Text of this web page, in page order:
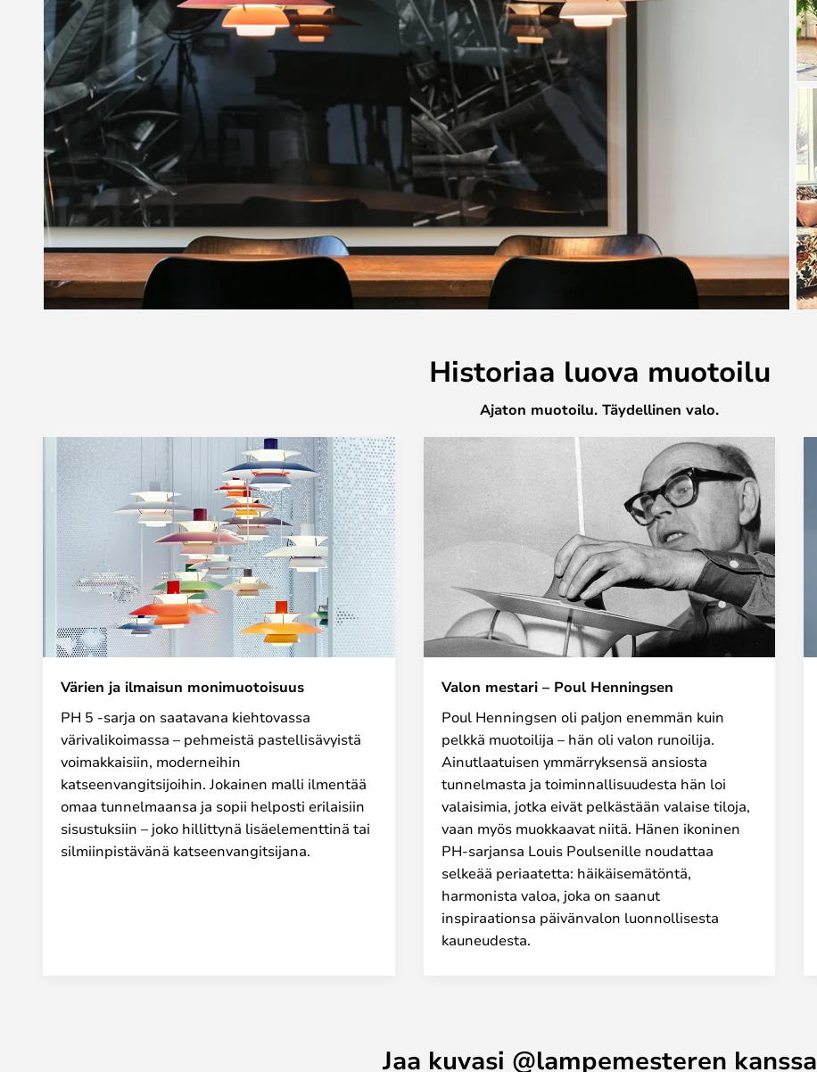
Historiaa luova muotoilu
Ajaton muotoilu. Täydellinen valo.
Värien ja ilmaisun monimuotoisuus
PH 5 -sarja on saatavana kiehtovassa
värivalikoimassa – pehmeistä pastellisävyistä
voimakkaisiin, moderneihin
katseenvangitsijoihin. Jokainen malli ilmentää
omaa tunnelmaansa ja sopii helposti erilaisiin
sisustuksiin – joko hillittynä lisäelementtinä tai
silmiinpistävänä katseenvangitsijana.
Valon mestari – Poul Henningsen
Poul Henningsen oli paljon enemmän kuin
pelkkä muotoilija – hän oli valon runoilija.
Ainutlaatuisen ymmärryksensä ansiosta
tunnelmasta ja toiminnallisuudesta hän loi
valaisimia, jotka eivät pelkästään valaise tiloja,
vaan myös muokkaavat niitä. Hänen ikoninen
PH-sarjansa Louis Poulsenille noudattaa
selkeää periaatetta: häikäisemätöntä,
harmonista valoa, joka on saanut
inspiraationsa päivänvalon luonnollisesta
kauneudesta.
Jaa kuvasi @lampemesteren kanssa